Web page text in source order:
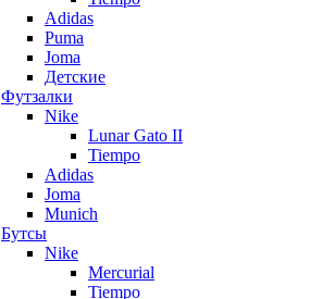
Adidas
Puma
Joma
Детские
Футзалки
Nike
Lunar Gato II
Tiempo
Adidas
Joma
Munich
Бутсы
Nike
Mercurial
Tiempo